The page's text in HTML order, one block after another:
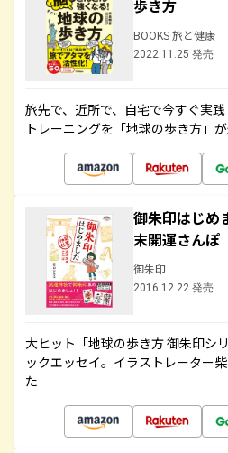
歩き方
BOOKS 旅と健康
2022.11.25 発売
旅先で、近所で、自宅で今すぐ実
トレーニングを「地球の歩き方」
御朱印はじ
末開運さんぽ
御朱印
2016.12.22 発売
大ヒット「地球の歩き方 御朱印シ
ックエッセイ。イラストレーター
た